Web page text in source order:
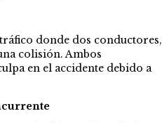
donde dos conductores,
colisión. Ambos
en el accidente debido a